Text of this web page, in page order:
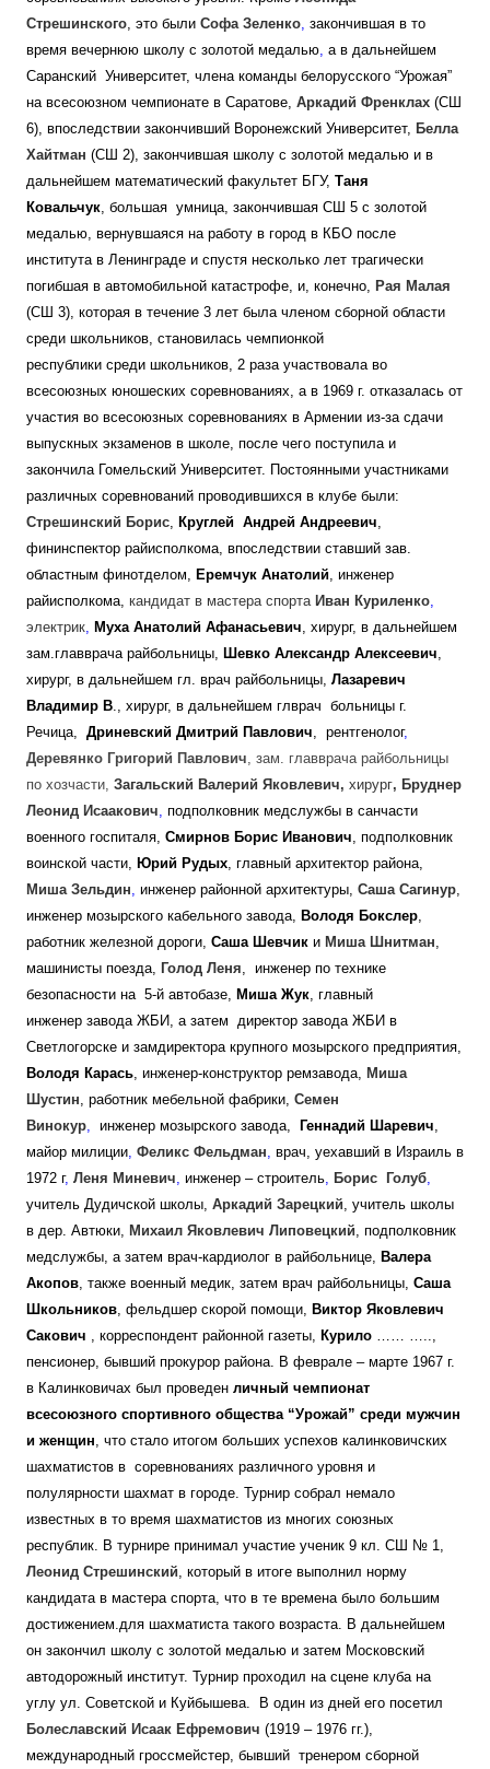
Стрешинского , это были Софа Зеленко закончившая в то
время вечернюю школу с золотой медалью а в дальнейшем
Саранский Университет, члена команды белорусского “Урожая”
на всесоюзном чемпионате в Саратове, Аркадий Френклах (СШ
6), впоследствии закончивший Воронежский Университет, Белла
Хайтман (СШ 2), закончившая школу с золотой медалью и в
дальнейшем математический факультет БГУ, Таня
Ковальчук , большая умница, закончившая СШ 5 с золотой
медалью, вернувшаяся на работу в город в КБО после
института в Ленинграде и спустя несколько лет трагически
погибшая в автомобильной катастрофе, и, конечно, Рая Малая
(СШ 3), которая в течение 3 лет была членом сборной области
среди школьников, становилась чемпионкой
республики среди школьников, 2 раза участвовала во
всесоюзных юношеских соревнованиях, а в 1969 г. отказалась от
участия во всесоюзных соревнованиях в Армении из-за сдачи
выпускных экзаменов в школе, после чего поступила и
закончила Гомельский Университет. Постоянными участниками
различных соревнований проводившихся в клубе были:
Стрешинский Борис Круглей Андрей Андреевич
фининспектор райисполкома, впоследствии ставший зав.
областным финотделом, Еремчук Анатолий , инженер
райисполкома, кандидат в мастера спорта Иван Куриленко
электрик Муха Анатолий Афанасьевич , хирург, в дальнейшем
зам.главврача райбольницы, Шевко Александр Алексеевич
хирург, в дальнейшем гл. врач райбольницы, Лазаревич
Владимир В ., хирург, в дальнейшем глврач больницы г.
Речица, Дриневский Дмитрий Павлович , рентгенолог,
Деревянко Григорий Павлович , зам. главврача райбольницы
по хозчасти, Загальский Валерий Яковлевич, хирург, Бруднер
Леонид Исаакович подполковник медслужбы в санчасти
военного госпиталя, Смирнов Борис Иванович , подполковник
воинской части, Юрий Рудых , главный архитектор района,
Миша Зельдин инженер районной архитектуры, Саша Сагинур
инженер мозырского кабельного завода, Володя Бокслер
работник железной дороги, Саша Шевчик и Миша Шнитман
машинисты поезда, Голод Леня , инженер по технике
безопасности на 5-й автобазе, Миша Жук , главный
инженер завода ЖБИ, а затем директор завода ЖБИ в
Светлогорске и замдиректора крупного мозырского предприятия,
Володя Карась , инженер-конструктор ремзавода, Миша
Шустин , работник мебельной фабрики, Семен
Винокур
инженер мозырского завода, Геннадий Шаревич
майор милиции Феликс Фельдман врач, уехавший в Израиль в
1972 г, Леня Миневич инженер – строитель Борис Голуб
учитель Дудичской школы, Аркадий Зарецкий , учитель школы
в дер. Автюки, Михаил Яковлевич Липовецкий , подполковник
медслужбы, а затем врач-кардиолог в райбольнице, Валера
Акопов , также военный медик, затем врач райбольницы, Саша
Школьников , фельдшер скорой помощи, Виктор Яковлевич
Сакович , корреспондент районной газеты, Курило
пенсионер, бывший прокурор района. В феврале – марте 1967 г.
в Калинковичах был проведен личный чемпионат
всесоюзного спортивного общества “Урожай” среди мужчин
и женщин , что стало итогом больших успехов калинковичских
шахматистов в соревнованиях различного уровня и
полулярности шахмат в городе. Турнир собрал немало
известных в то время шахматистов из многих союзных
республик. В турнире принимал участие ученик 9 кл. СШ № 1,
Леонид Стрешинский , который в итоге выполнил норму
кандидата в мастера спорта, что в те времена было большим
достижением.для шахматиста такого возраста. В дальнейшем
он закончил школу с золотой медалью и затем Московский
автодорожный институт. Турнир проходил на сцене клуба на
углу ул. Советской и Куйбышева. В один из дней его посетил
Болеславский Исаак Ефремович (1919 – 1976 гг.),
международный гроссмейстер, бывший тренером сборной